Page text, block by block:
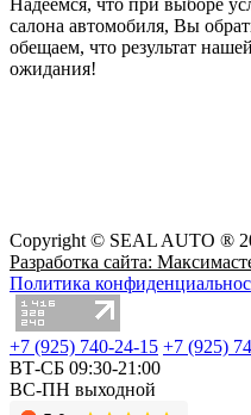
салона автомобиля, Вы
обещаем, что результат
ожидания!
Copyright © SEAL AUTO ®
Разработка сайта:
Политика
+7 (925) 740-24-15 +7 (925)
ВТ-СБ 09:30-21:00
ВС-ПН выходной